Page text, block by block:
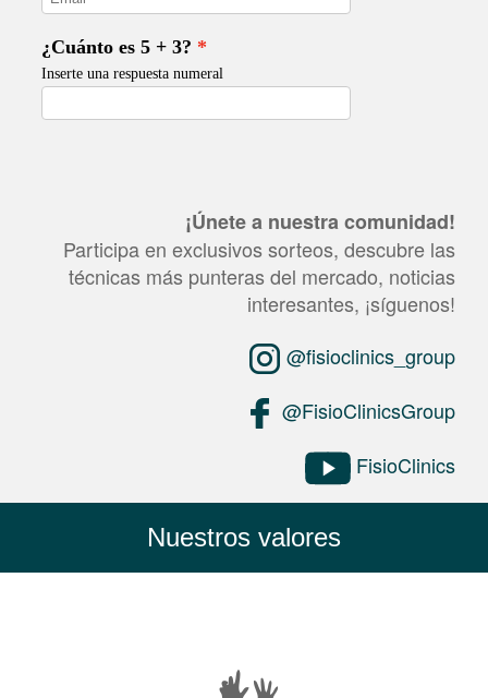
¡Únete a nuestra comunidad!
Participa en exclusivos sorteos, descubre las
técnicas más punteras del mercado, noticias
interesantes, ¡síguenos!
@fisioclinics_group
@FisioClinicsGroup
FisioClinics
Nuestros valores